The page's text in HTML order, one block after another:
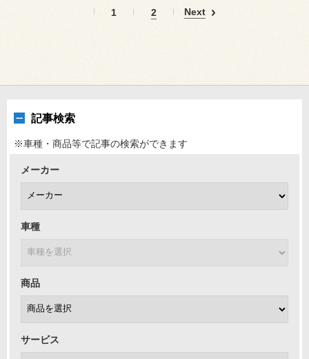
1 2 Next
記事検索
※車種・商品等で記事の検索ができます
メーカー
車種
商品
サービス